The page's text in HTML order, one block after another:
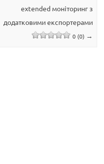
extended моніторинг з
додатковими експортерами
0 (0) →